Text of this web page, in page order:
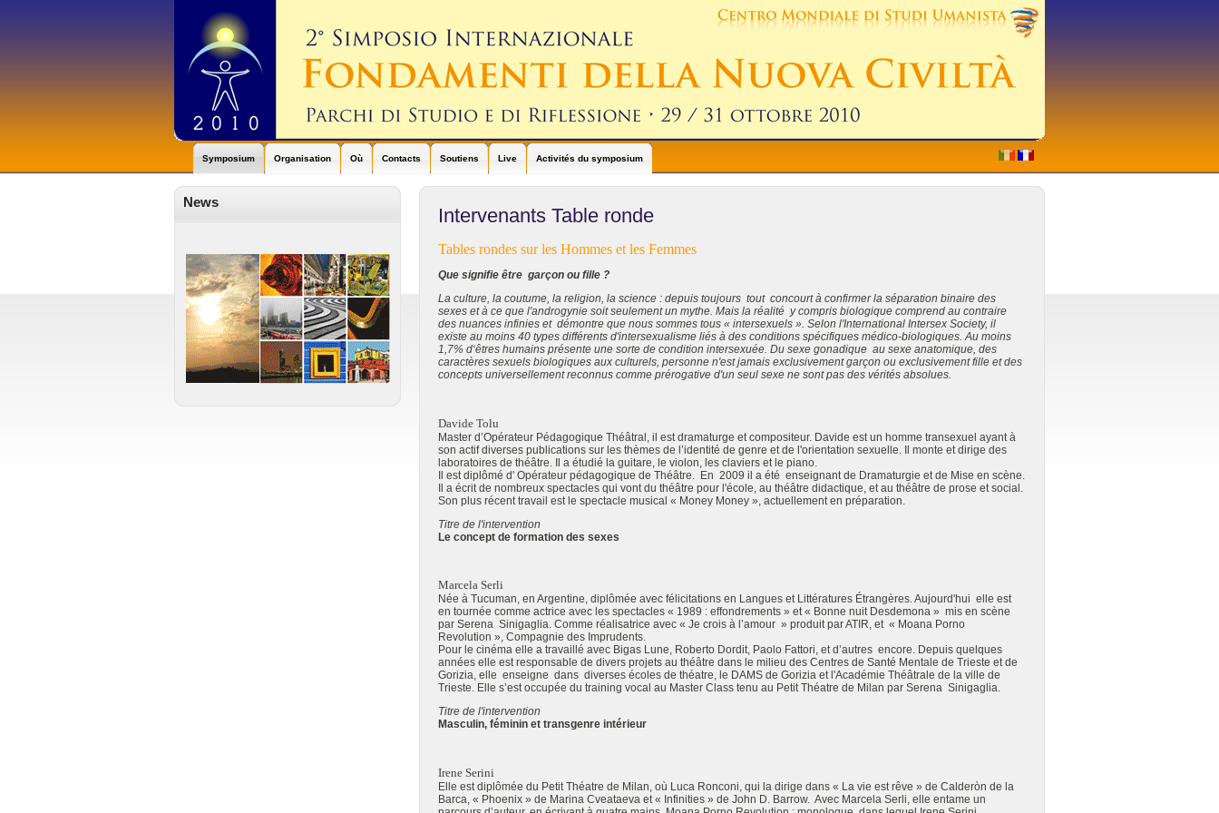
Symposium Organisation Où Contacts Soutiens Live Activités du symposium
News
Intervenants Table ronde
Tables rondes sur les Hommes et les Femmes
Que signifie être garçon ou fille ?
La culture, la coutume, la religion, la science : depuis toujours tout concourt à confirmer la séparation binaire des
sexes et à ce que l'androgynie soit seulement un mythe. Mais la réalité y compris biologique comprend au contraire
des nuances infinies et démontre que nous sommes tous « intersexuels ». Selon l'International Intersex Society, il
existe au moins 40 types différents d'intersexualisme liés à des conditions spécifiques médico-biologiques. Au moins
1,7% d‘êtres humains présente une sorte de condition intersexuée. Du sexe gonadique au sexe anatomique, des
caractères sexuels biologiques aux culturels, personne n'est jamais exclusivement garçon ou exclusivement fille et des
concepts universellement reconnus comme prérogative d'un seul sexe ne sont pas des vérités absolues.
Davide Tolu
Master d’Opérateur Pédagogique Théâtral, il est dramaturge et compositeur. Davide est un homme transexuel ayant à
son actif diverses publications sur les thèmes de l’identité de genre et de l'orientation sexuelle. Il monte et dirige des
laboratoires de théâtre. Il a étudié la guitare, le violon, les claviers et le piano.
Il est diplômé d' Opérateur pédagogique de Théâtre. En 2009 il a été enseignant de Dramaturgie et de Mise en scène.
Il a écrit de nombreux spectacles qui vont du théâtre pour l'école, au théâtre didactique, et au théâtre de prose et social.
Son plus récent travail est le spectacle musical « Money Money », actuellement en préparation.
Titre de l'intervention
Le concept de formation des sexes
Marcela Serli
Née à Tucuman, en Argentine, diplômée avec félicitations en Langues et Littératures Étrangères. Aujourd'hui elle est
en tournée comme actrice avec les spectacles « 1989 : effondrements » et « Bonne nuit Desdemona » mis en scène
par Serena Sinigaglia. Comme réalisatrice avec « Je crois à l’amour » produit par ATIR, et « Moana Porno
Revolution », Compagnie des Imprudents.
Pour le cinéma elle a travaillé avec Bigas Lune, Roberto Dordit, Paolo Fattori, et d’autres encore. Depuis quelques
années elle est responsable de divers projets au théâtre dans le milieu des Centres de Santé Mentale de Trieste et de
Gorizia, elle enseigne dans diverses écoles de théatre, le DAMS de Gorizia et l'Académie Théâtrale de la ville de
Trieste. Elle s’est occupée du training vocal au Master Class tenu au Petit Théatre de Milan par Serena Sinigaglia.
Titre de l'intervention
Masculin, féminin et transgenre intérieur
Irene Serini
Elle est diplômée du Petit Théatre de Milan, où Luca Ronconi, qui la dirige dans « La vie est rêve » de Calderòn de la
Barca, « Phoenix » de Marina Cveataeva et « Infinities » de John D. Barrow. Avec Marcela Serli, elle entame un